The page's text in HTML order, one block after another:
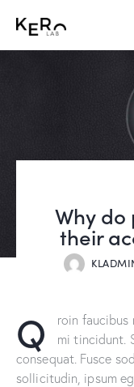
Why
their
Q
roin faucibus
mi tincidunt.
consequat. Fusce
sollicitudin, ipsum